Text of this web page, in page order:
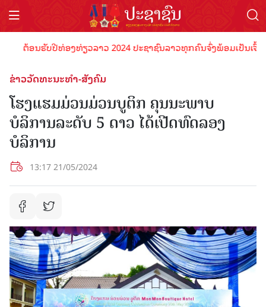
ຕ້ອນຮັບປີທ່ອງທ່ຽວລາວ 2024 ປະຊາຊົນລາວທຸກຄົນຈົ່ງພ້ອມເປັນເຈົ້າ
ຂ່າວວັດທະນະທຳ-ສັງຄົມ
ໂຮງແຮມມ່ວນມ່ວນບູຕິກ ຄຸນນະພາບ
ບໍລິການລະດັບ 5 ດາວ ໄດ້ເປີດທົດລອງ
ບໍລິການ
13:17 21/05/2024